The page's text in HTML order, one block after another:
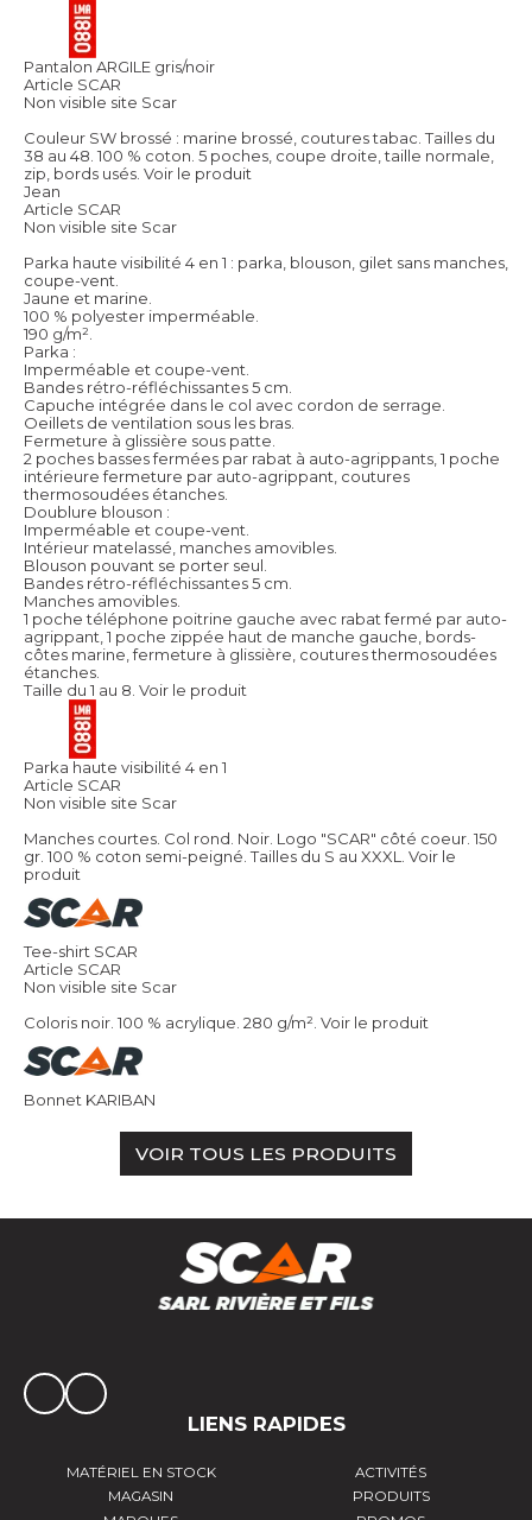
Pantalon ARGILE gris/noir
Article SCAR
Non visible site Scar
Couleur SW brossé : marine brossé, coutures tabac. Tailles du
38 au 48. 100 % coton. 5 poches, coupe droite, taille normale,
zip, bords usés. Voir le produit
Jean
Article SCAR
Non visible site Scar
Parka haute visibilité 4 en 1 : parka, blouson, gilet sans manches,
coupe-vent.
Jaune et marine.
100 % polyester imperméable.
190 g/m².
Parka :
Imperméable et coupe-vent.
Bandes rétro-réfléchissantes 5 cm.
Capuche intégrée dans le col avec cordon de serrage.
Oeillets de ventilation sous les bras.
Fermeture à glissière sous patte.
2 poches basses fermées par rabat à auto-agrippants, 1 poche
intérieure fermeture par auto-agrippant, coutures
thermosoudées étanches.
Doublure blouson :
Imperméable et coupe-vent.
Intérieur matelassé, manches amovibles.
Blouson pouvant se porter seul.
Bandes rétro-réfléchissantes 5 cm.
Manches amovibles.
1 poche téléphone poitrine gauche avec rabat fermé par auto-
agrippant, 1 poche zippée haut de manche gauche, bords-
côtes marine, fermeture à glissière, coutures thermosoudées
étanches.
Taille du 1 au 8. Voir le produit
Parka haute visibilité 4 en 1
Article SCAR
Non visible site Scar
Manches courtes. Col rond. Noir. Logo "SCAR" côté coeur. 150
gr. 100 % coton semi-peigné. Tailles du S au XXXL.
Voir le
produit
Tee-shirt SCAR
Article SCAR
Non visible site Scar
Coloris noir. 100 % acrylique. 280 g/m². Voir le produit
Bonnet KARIBAN
VOIR TOUS LES PRODUITS
LIENS RAPIDES
MATÉRIEL EN STOCK
ACTIVITÉS
MAGASIN
PRODUITS